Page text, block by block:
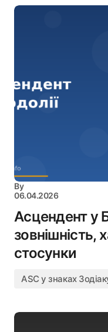
By
06.04.2026
Асцендент у
зовнішність,
стосунки
ASC у знаках